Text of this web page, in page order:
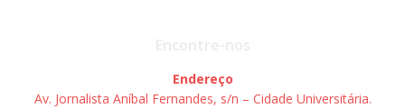
Endereço
Av. Jornalista Aníbal Fernandes, s/n – Cidade Universitária.